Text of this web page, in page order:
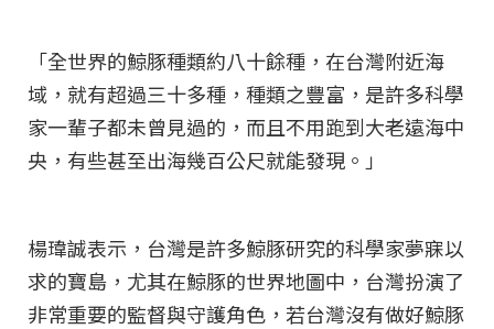
「全世界的鯨豚種類約八十餘種，在台灣附近海
域，就有超過三十多種，種類之豐富，是許多科學
家一輩子都未曾見過的，而且不用跑到大老遠海中
央，有些甚至出海幾百公尺就能發現。」
楊瑋誠表示，台灣是許多鯨豚研究的科學家夢寐以
求的寶島，尤其在鯨豚的世界地圖中，台灣扮演了
非常重要的監督與守護角色，若台灣沒有做好鯨豚